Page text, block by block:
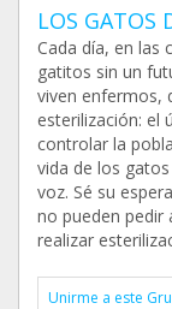
LOS GATOS
Cada día, en las
gatitos sin un
viven enfermos,
esterilización: el
controlar la
vida de los
voz. Sé su
no pueden pedir
realizar
Unirme a este